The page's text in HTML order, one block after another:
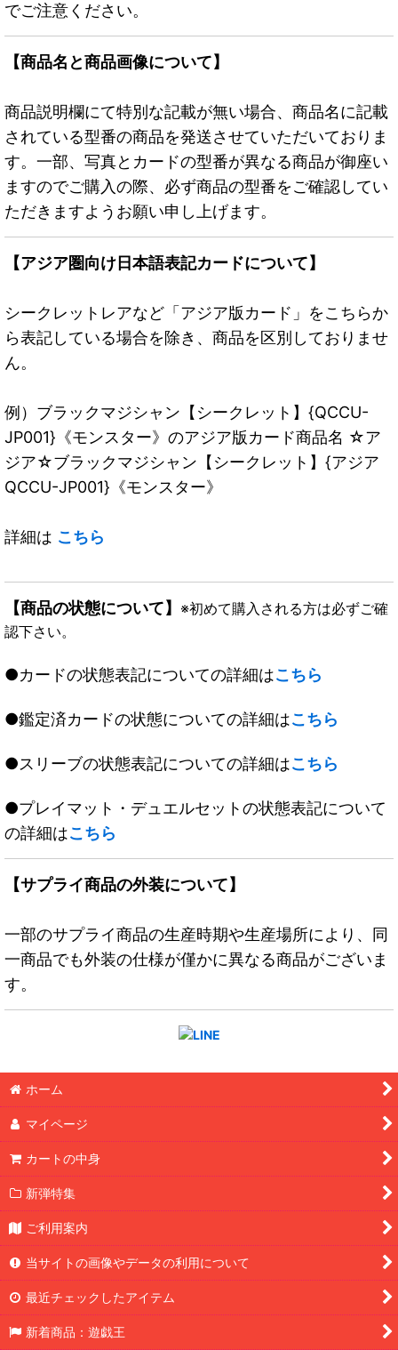
でご注意ください。
【商品名と商品画像について】
商品説明欄にて特別な記載が無い場合、商品名に記載
されている型番の商品を発送させていただいておりま
す。一部、写真とカードの型番が異なる商品が御座い
ますのでご購入の際、必ず商品の型番をご確認してい
ただきますようお願い申し上げます。
【アジア圏向け日本語表記カードについて】
シークレットレアなど「アジア版カード」をこちらか
ら表記している場合を除き、商品を区別しておりませ
ん。
例）ブラックマジシャン【シークレット】{QCCU-
JP001}《モンスター》のアジア版カード商品名 ☆ア
ジア☆ブラックマジシャン【シークレット】{アジア
QCCU-JP001}《モンスター》
詳細は こちら
【商品の状態について】 ※初めて購入される方は必ずご確
認下さい。
●カードの状態表記についての詳細はこちら
●鑑定済カードの状態についての詳細はこちら
●スリーブの状態表記についての詳細はこちら
●プレイマット・デュエルセットの状態表記について
の詳細はこちら
【サプライ商品の外装について】
一部のサプライ商品の生産時期や生産場所により、同
一商品でも外装の仕様が僅かに異なる商品がございま
す。
ホーム
マイページ
カートの中身
新弾特集
ご利用案内
当サイトの画像やデータの利用について
最近チェックしたアイテム
新着商品：遊戯王